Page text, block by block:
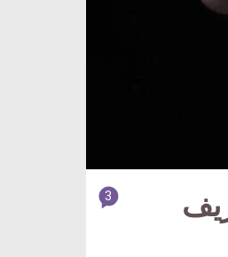
article
3